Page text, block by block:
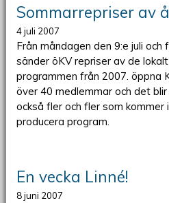
Sommarrepriser av
4 juli 2007
Från måndagen den 9:e juli
sänder öKV repriser av de
programmen från 2007. öppna
över 40 medlemmar och det
också fler och fler som
producera program.
En vecka Linné!
8 juni 2007